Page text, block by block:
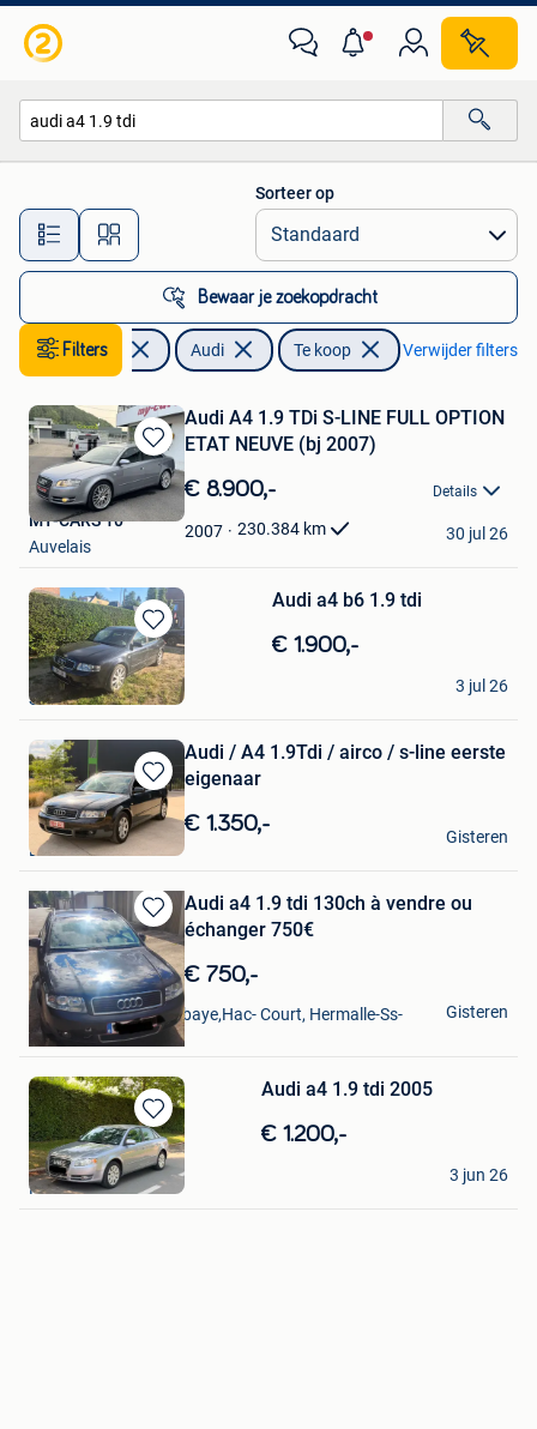
Alle afstanden…
Sorteer op
Bewaar je zoekopdracht
Filters
Auto's Audi Te koop Verwijder filters
Bewaren
in
Mijn
Favorieten
Audi A4 1.9 TDi S-LINE FULL OPTION
ETAT NEUVE (bj 2007)
€ 8.900,- Details
2007 230.384 km
MY-CARS 10
Auvelais
30 jul 26
Bewaren
in
Mijn
Favorieten
Audi a4 b6 1.9 tdi
€ 1.900,-
Ben
Sint-Niklaas
3 jul 26
Bewaren
in
Mijn
Favorieten
Audi / A4 1.9Tdi / airco / s-line eerste
eigenaar
€ 1.350,-
Jens Houter
Bocholt
Gisteren
Bewaren
in
Mijn
Favorieten
Audi a4 1.9 tdi 130ch à vendre ou
échanger 750€
€ 750,-
M 3
Vise + Partie De Bombaye,Hac- Court, Hermalle-Ss-
Argenteau
Gisteren
Bewaren
in
Mijn
Favorieten
Audi a4 1.9 tdi 2005
€ 1.200,-
tomas
Roeselare
3 jun 26